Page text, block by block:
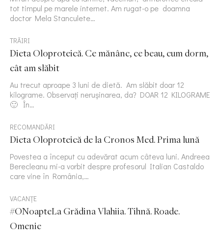
tot timpul pe marele internet. Am rugat-o pe doamna
doctor Mela Stanculete…
TRĂIRI
Dieta Oloproteică. Ce mănânc, ce beau, cum dorm,
cât am slăbit
Au trecut aproape 3 luni de dietă. Am slăbit doar 12
kilograme. Observați nerușinarea, da? DOAR 12 KILOGRAME
🙂 În…
RECOMANDĂRI
Dieta Oloproteică de la Cronos Med. Prima lună
Povestea a început cu adevărat acum câteva luni. Andreea
Berecleanu mi-a vorbit despre profesorul Italian Castaldo
care vine în România,…
VACANȚE
#ONoapteLa Grădina Vlahiia. Tihnă. Roade.
Omenie